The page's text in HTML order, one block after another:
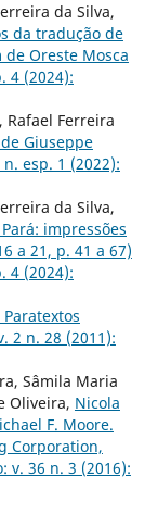
da Silva,
da tradução de
Oreste Mosca
4 (2024):
Ferreira
Giuseppe
esp. 1 (2022):
da Silva,
impressões
a 21, p. 41 a 67)
4 (2024):
2 n. 28 (2011):
Sâmila Maria
Oliveira, Nicola
F. Moore.
Corporation,
v. 36 n. 3 (2016):